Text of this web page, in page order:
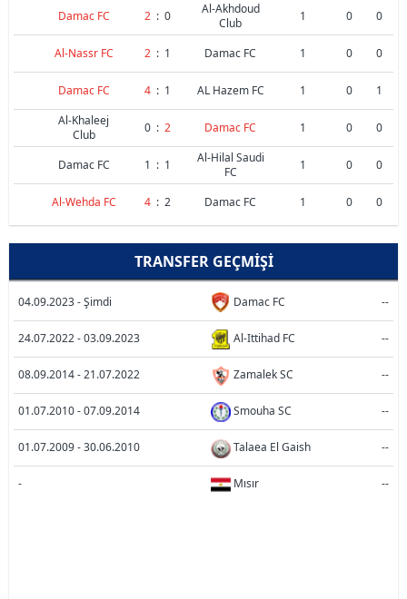
Damac FC 2 : 0
Al-Akhdoud
Club
1 0 0
Al-Nassr FC 2 : 1 Damac FC 1 0 0
Damac FC 4 : 1 AL Hazem FC 1 0
1
Al-Khaleej
Club
0 : 2 Damac FC 1 0 0
Damac FC 1 : 1
Al-Hilal Saudi
FC
1 0 0
Al-Wehda FC 4 : 2 Damac FC 1 0 0
TRANSFER GEÇMIŞI
04.09.2023 - Şimdi Damac FC --
24.07.2022 - 03.09.2023 Al-Ittihad FC --
08.09.2014 - 21.07.2022 Zamalek SC --
01.07.2010 - 07.09.2014 Smouha SC --
01.07.2009 - 30.06.2010 Talaea El Gaish --
- Mısır --